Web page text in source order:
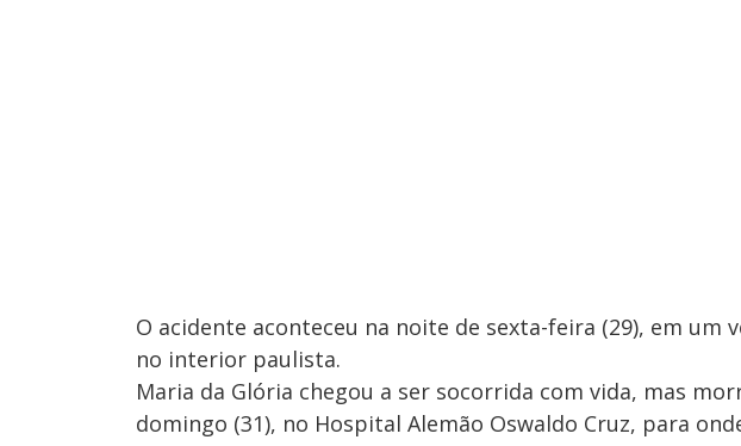
O acidente aconteceu na noite de sexta-feira (29), em um
no interior paulista.
Maria da Glória chegou a ser socorrida com vida, mas
domingo (31), no Hospital Alemão Oswaldo Cruz, para